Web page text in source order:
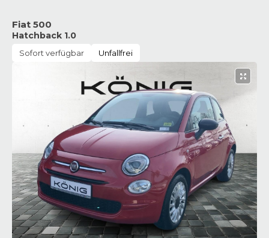
Fiat 500
Hatchback 1.0
Sofort verfügbar Unfallfrei